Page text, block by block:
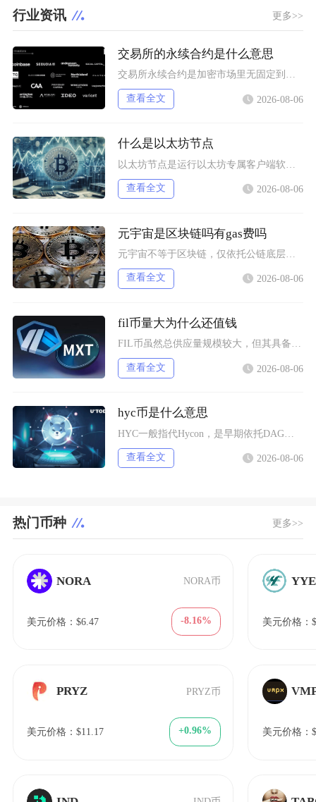
行业资讯 更多>>
交易所的永续合约是什么意思
交易所永续合约是加密市场里无固定到期交割时间的杠杆型衍生品，依托资金费率机制锚定现货价格，
查看全文 2026-08-06
什么是以太坊节点
查看全文 2026-08-06
元宇宙是区块链吗有gas费吗
查看全文 2026-08-06
fil币量大为什么还值钱
FIL币虽然总供应量规模较大，但其具备多层级的锁仓约束、动态通缩机制、真实落地的去中心化存
查看全文 2026-08-06
hyc币是什么意思
查看全文 2026-08-06
热门币种 更多>>
NORA NORA币
美元价格：$6.47 -8.16%
PRYZ PRYZ币
美元价格：$11.17 +0.96%
YYE
美元价格：
美元价格：